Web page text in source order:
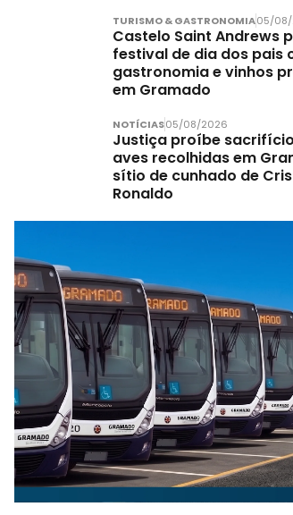
TURISMO & GASTRONOMIA05/
Castelo Saint Andrews
festival de dia dos pais
gastronomia e vinhos
em Gramado
NOTÍCIAS05/08/2026
Justiça proíbe
aves recolhidas em
sítio de cunhado de
Ronaldo